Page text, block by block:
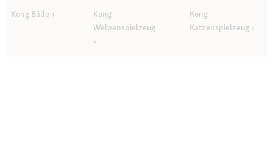
Kong Bälle
Kong
Welpenspielzeug
Kong
Katzenspielzeug